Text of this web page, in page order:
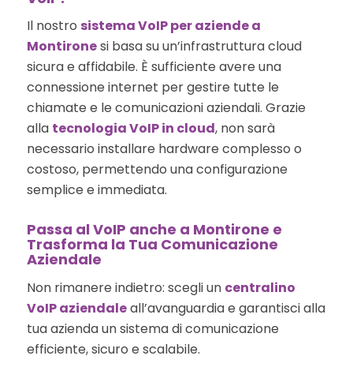
Il nostro sistema VoIP per aziende a
Montironesi basa su un’infrastruttura cloud
sicura e affidabile. È sufficiente avere una
connessione internet per gestire tutte le
chiamate e le comunicazioni aziendali. Grazie
alla tecnologia VoIP in cloud, non sarà
necessario installare hardware complesso o
costoso, permettendo una configurazione
semplice e immediata.
Passa al VoIP anche a Montirone e
Trasforma la Tua Comunicazione
Aziendale
Non rimanere indietro: scegli un centralino
VoIP aziendaleall’avanguardia e garantisci alla
tua azienda un sistema di comunicazione
efficiente, sicuro e scalabile.